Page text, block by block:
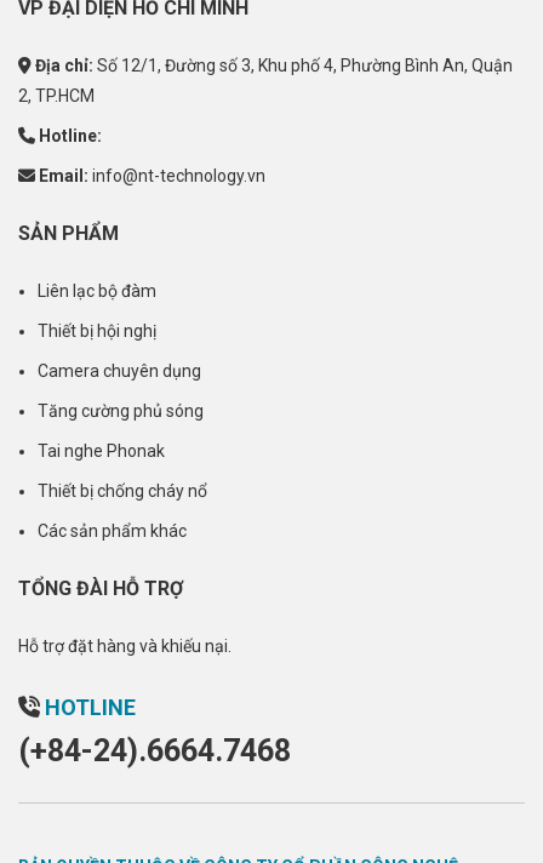
VP ĐẠI DIỆN HỒ CHÍ MINH
Địa chỉ: Số 12/1, Đường số 3, Khu phố 4, Phường Bình An, Quận
2, TP.HCM
Hotline:
Email: info@nt-technology.vn
SẢN PHẨM
Liên lạc bộ đàm
Thiết bị hội nghị
Camera chuyên dụng
Tăng cường phủ sóng
Tai nghe Phonak
Thiết bị chống cháy nổ
Các sản phẩm khác
TỔNG ĐÀI HỖ TRỢ
Hỗ trợ đặt hàng và khiếu nại.
HOTLINE
(+84-24).6664.7468